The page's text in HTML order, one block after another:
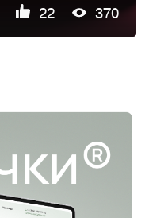
22 370